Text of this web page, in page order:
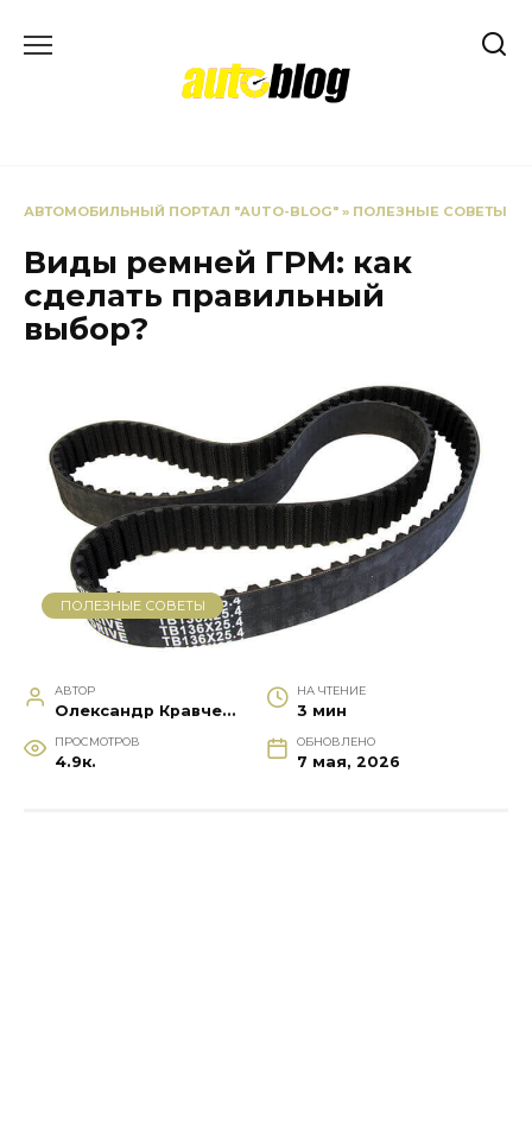
АВТОМОБИЛЬНЫЙ ПОРТАЛ "AUTO-BLOG" » ПОЛЕЗНЫЕ СОВЕТЫ
Виды ремней ГРМ: как
сделать правильный
выбор?
ПОЛЕЗНЫЕ СОВЕТЫ
АВТОР
Олександр Кравченко
НА ЧТЕНИЕ
3 мин
ПРОСМОТРОВ
4.9к.
ОБНОВЛЕНО
7 мая, 2026